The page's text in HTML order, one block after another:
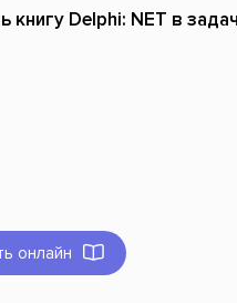
книгу Delphi: NET в
онлайн